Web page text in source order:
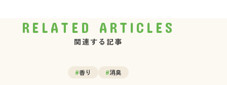
RELATED ARTICLES
関連する記事
#香り #消臭